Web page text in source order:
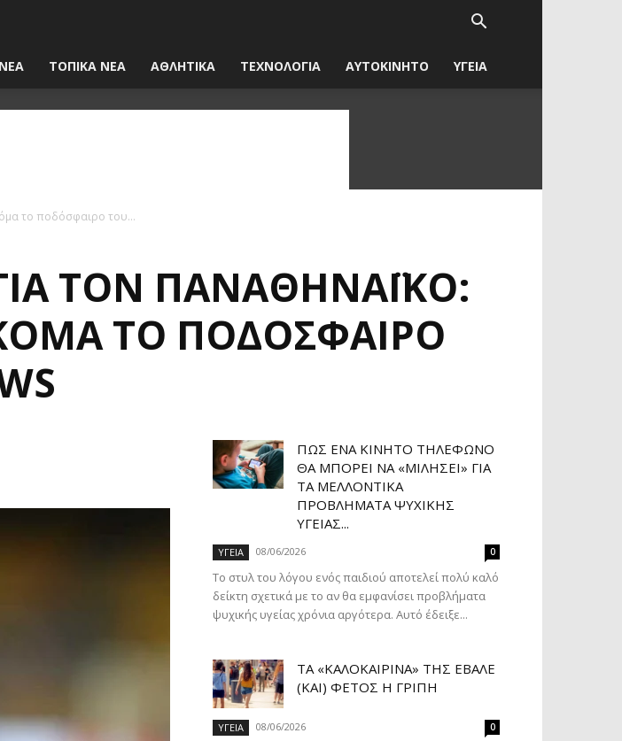
ΤΟΠΙΚΑ ΝΕΑ ΑΘΛΗΤΙΚΑ ΤΕΧΝΟΛΟΓΙΑ ΑΥΤΟΚΙΝΗΤΟ ΥΓΕΙΑ
το ποδόσφαιρο του...
ΤΟΝ ΠΑΝΑΘΗΝΑΪΚΌ:
ΤΟ ΠΟΔΌΣΦΑΙΡΟ
ΠΏΣ ΈΝΑ ΚΙΝΗΤΌ ΤΗΛΈΦΩΝΟ
ΘΑ ΜΠΟΡΕΊ ΝΑ «ΜΙΛΉΣΕΙ» ΓΙΑ
ΤΑ ΜΕΛΛΟΝΤΙΚΆ
ΠΡΟΒΛΉΜΑΤΑ ΨΥΧΙΚΉΣ
ΥΓΕΊΑΣ...
ΥΓΕΙΑ 08/06/2026 0
Το στυλ του λόγου ενός παιδιού αποτελεί πολύ καλό
δείκτη σχετικά με το αν θα εμφανίσει προβλήματα
ψυχικής υγείας χρόνια αργότερα. Αυτό έδειξε...
ΤΑ «ΚΑΛΟΚΑΙΡΙΝΆ» ΤΗΣ ΈΒΑΛΕ
(ΚΑΙ) ΦΈΤΟΣ Η ΓΡΊΠΗ
ΥΓΕΙΑ 08/06/2026 0